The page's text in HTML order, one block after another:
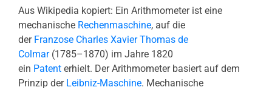
Aus Wikipedia kopiert: Ein Arithmometer ist eine
mechanische Rechenmaschine, auf die
der Franzose Charles Xavier Thomas de
Colmar(1785–1870) im Jahre 1820
ein Patent erhielt. Der Arithmometer basiert auf dem
Prinzip der Leibniz-Maschine. Mechanische